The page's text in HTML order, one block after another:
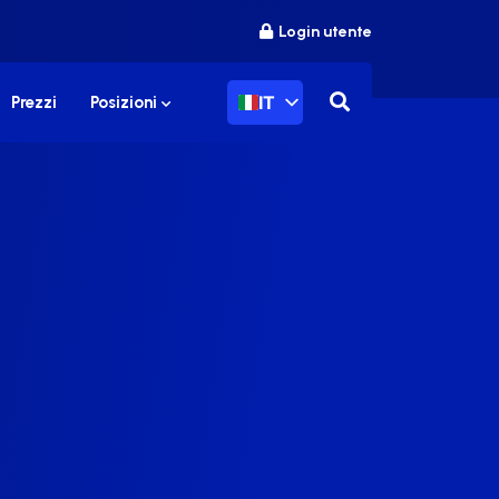
Login utente
Prezzi Posizioni IT